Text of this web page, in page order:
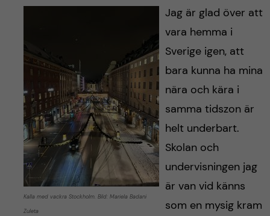
Kalla med vackra Stockholm. Bild: Mariela Badani
Zuleta
Jag är glad över att
vara hemma i
Sverige igen, att
bara kunna ha mina
nära och kära i
samma tidszon är
helt underbart.
Skolan och
undervisningen jag
är van vid känns
som en mysig kram